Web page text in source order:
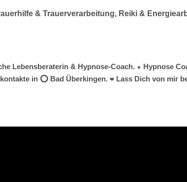
& Trauerverarbeitung, Reiki &
Lebensberaterin & Hypnose-Coach. ★ Hypnose
in ⭕ Bad Überkingen. ❤ Lass Dich von mir